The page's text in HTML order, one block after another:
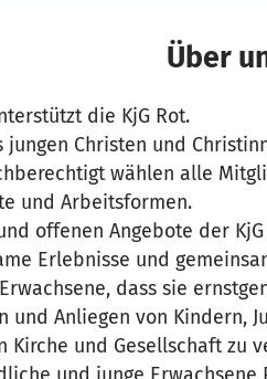
Über
die KjG Rot.
jungen Christen und
wählen alle
und Arbeitsformen.
offenen Angebote der
Erlebnisse und
dass sie
und Anliegen von Kindern,
Kirche und Gesellschaft zu